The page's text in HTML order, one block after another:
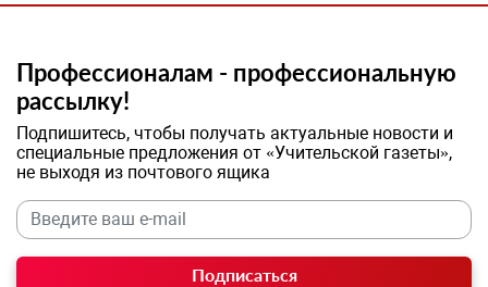
Профессионалам - профессиональную
рассылку!
Подпишитесь, чтобы получать актуальные новости и
специальные предложения от «Учительской газеты»,
не выходя из почтового ящика
Подписаться